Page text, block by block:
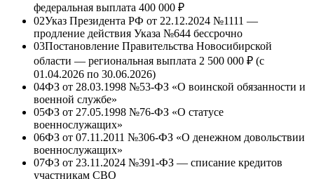
федеральная выплата 400 000 ₽
02Указ Президента РФ от 22.12.2024 №1111 —
продление действия Указа №644 бессрочно
03Постановление Правительства Новосибирской
области — региональная выплата 2 500 000 ₽ (с
01.04.2026 по 30.06.2026)
04ФЗ от 28.03.1998 №53-ФЗ «О воинской обязанности и
военной службе»
05ФЗ от 27.05.1998 №76-ФЗ «О статусе
военнослужащих»
06ФЗ от 07.11.2011 №306-ФЗ «О денежном довольствии
военнослужащих»
07ФЗ от 23.11.2024 №391-ФЗ — списание кредитов
участникам СВО